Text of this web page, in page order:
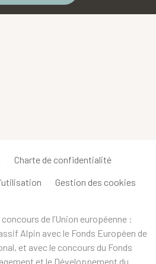
Charte de confidentialité
Gestion des cookies
de l’Union européenne :
Alpin avec le Fonds Européen de
et avec le concours du Fonds
et le Développement du